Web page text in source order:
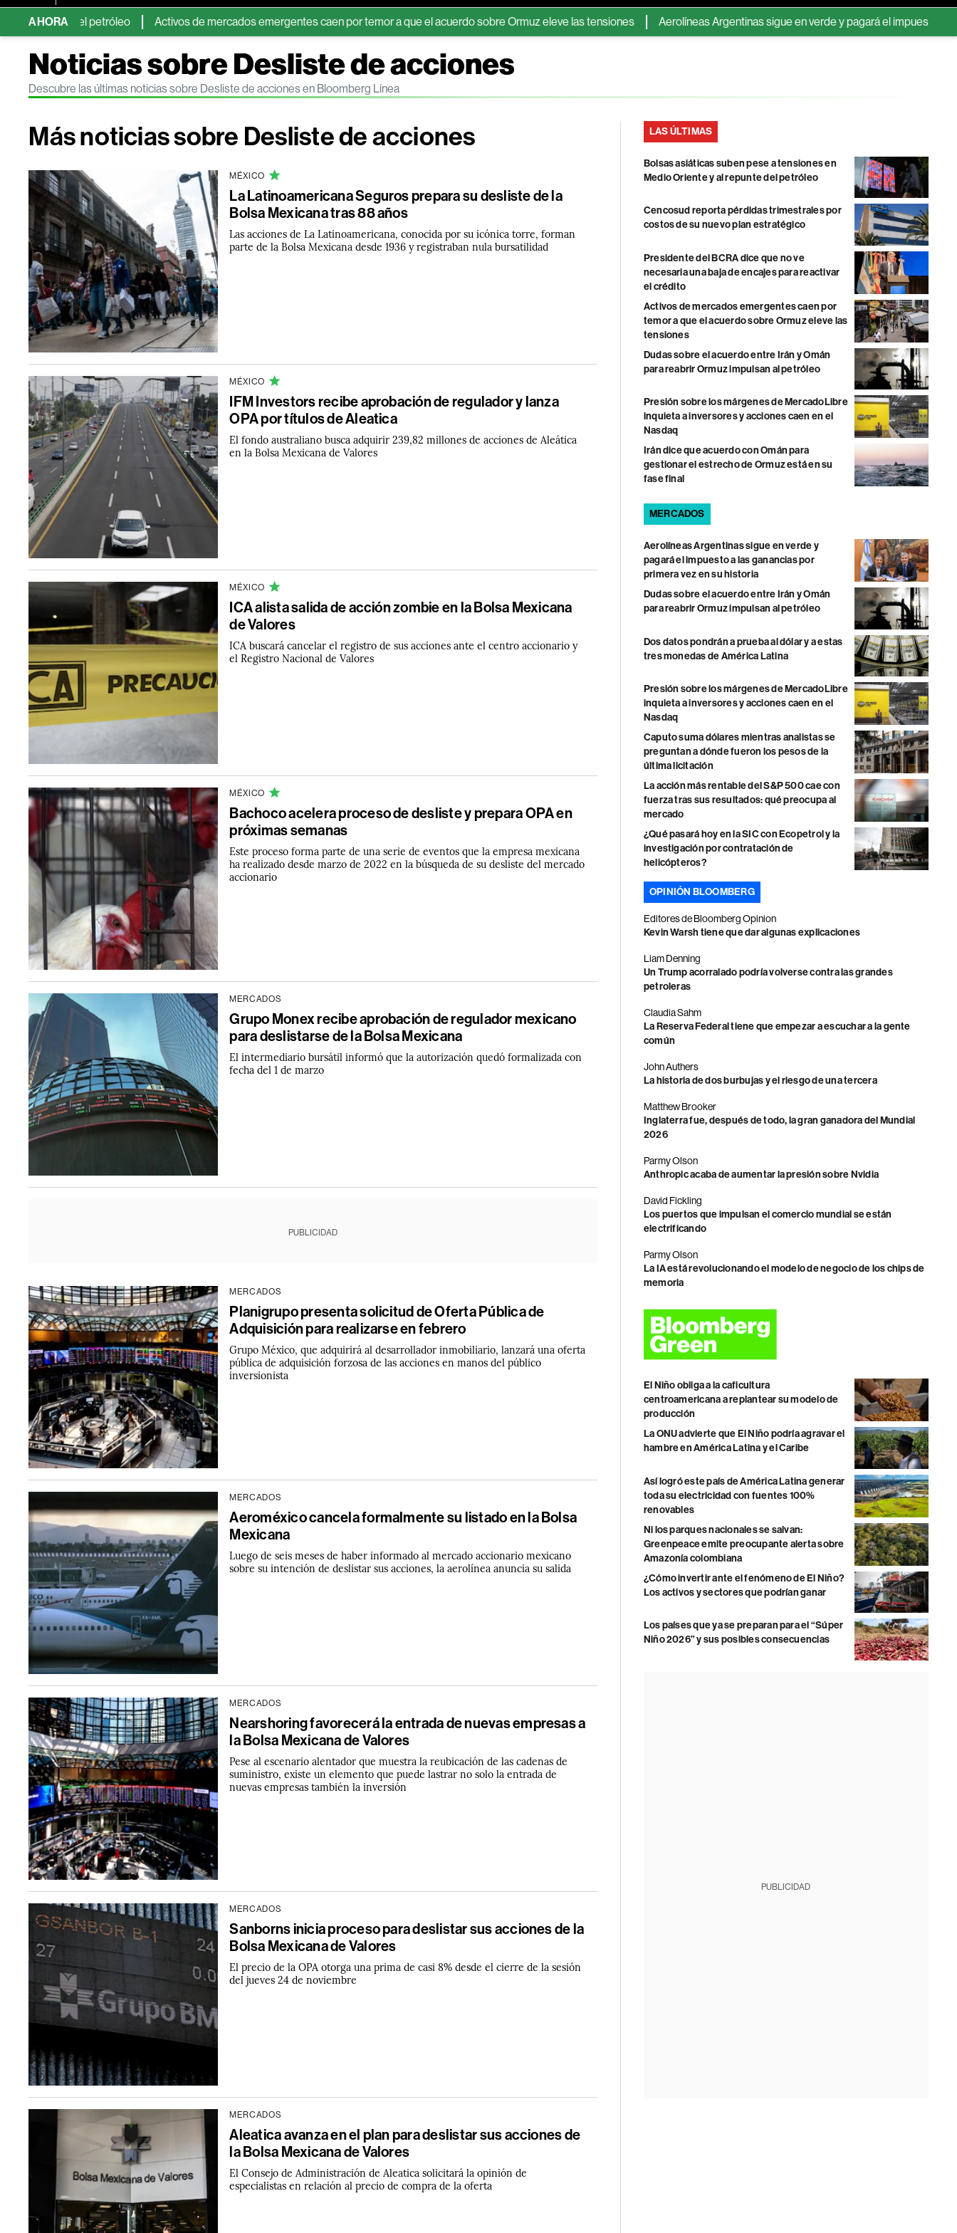
AHORA
del petróleo Activos de mercados emergentes caen por temor a que el acuerdo sobre Ormuz eleve las tensiones Aerolíneas Argentinas sigue en verde y pagará el impuesto a las
Noticias sobre Desliste de acciones
Descubre las últimas noticias sobre Desliste de acciones en Bloomberg Línea
Más noticias sobre Desliste de acciones
MÉXICO
La Latinoamericana Seguros prepara su desliste de la
Bolsa Mexicana tras 88 años
Las acciones de La Latinoamericana, conocida por su icónica torre, forman
parte de la Bolsa Mexicana desde 1936 y registraban nula bursatilidad
MÉXICO
IFM Investors recibe aprobación de regulador y lanza
OPA por títulos de Aleatica
El fondo australiano busca adquirir 239,82 millones de acciones de Aleática
en la Bolsa Mexicana de Valores
MÉXICO
ICA alista salida de acción zombie en la Bolsa Mexicana
de Valores
ICA buscará cancelar el registro de sus acciones ante el centro accionario y
el Registro Nacional de Valores
MÉXICO
Bachoco acelera proceso de desliste y prepara OPA en
próximas semanas
Este proceso forma parte de una serie de eventos que la empresa mexicana
ha realizado desde marzo de 2022 en la búsqueda de su desliste del mercado
accionario
MERCADOS
Grupo Monex recibe aprobación de regulador mexicano
para deslistarse de la Bolsa Mexicana
El intermediario bursátil informó que la autorización quedó formalizada con
fecha del 1 de marzo
PUBLICIDAD
MERCADOS
Planigrupo presenta solicitud de Oferta Pública de
Adquisición para realizarse en febrero
Grupo México, que adquirirá al desarrollador inmobiliario, lanzará una oferta
pública de adquisición forzosa de las acciones en manos del público
inversionista
MERCADOS
Aeroméxico cancela formalmente su listado en la Bolsa
Mexicana
Luego de seis meses de haber informado al mercado accionario mexicano
sobre su intención de deslistar sus acciones, la aerolínea anuncia su salida
MERCADOS
Nearshoring favorecerá la entrada de nuevas empresas a
la Bolsa Mexicana de Valores
Pese al escenario alentador que muestra la reubicación de las cadenas de
suministro, existe un elemento que puede lastrar no solo la entrada de
nuevas empresas también la inversión
MERCADOS
Sanborns inicia proceso para deslistar sus acciones de la
Bolsa Mexicana de Valores
El precio de la OPA otorga una prima de casi 8% desde el cierre de la sesión
del jueves 24 de noviembre
MERCADOS
Aleatica avanza en el plan para deslistar sus acciones de
la Bolsa Mexicana de Valores
El Consejo de Administración de Aleatica solicitará la opinión de
especialistas en relación al precio de compra de la oferta
LAS ÚLTIMAS
Bolsas asiáticas suben pese a tensiones en
Medio Oriente y al repunte del petróleo
Cencosud reporta pérdidas trimestrales por
costos de su nuevo plan estratégico
Presidente del BCRA dice que no ve
necesaria una baja de encajes para reactivar
el crédito
Activos de mercados emergentes caen por
temor a que el acuerdo sobre Ormuz eleve las
tensiones
Dudas sobre el acuerdo entre Irán y Omán
para reabrir Ormuz impulsan al petróleo
Presión sobre los márgenes de MercadoLibre
inquieta a inversores y acciones caen en el
Nasdaq
Irán dice que acuerdo con Omán para
gestionar el estrecho de Ormuz está en su
fase final
MERCADOS
Aerolíneas Argentinas sigue en verde y
pagará el impuesto a las ganancias por
primera vez en su historia
Dudas sobre el acuerdo entre Irán y Omán
para reabrir Ormuz impulsan al petróleo
Dos datos pondrán a prueba al dólar y a estas
tres monedas de América Latina
Presión sobre los márgenes de MercadoLibre
inquieta a inversores y acciones caen en el
Nasdaq
Caputo suma dólares mientras analistas se
preguntan a dónde fueron los pesos de la
última licitación
La acción más rentable del S&P 500 cae con
fuerza tras sus resultados: qué preocupa al
mercado
¿Qué pasará hoy en la SIC con Ecopetrol y la
investigación por contratación de
helicópteros?
OPINIÓN BLOOMBERG
Editores de Bloomberg Opinion
Kevin Warsh tiene que dar algunas explicaciones
Liam Denning
Un Trump acorralado podría volverse contra las grandes
petroleras
Claudia Sahm
La Reserva Federal tiene que empezar a escuchar a la gente
común
John Authers
La historia de dos burbujas y el riesgo de una tercera
Matthew Brooker
Inglaterra fue, después de todo, la gran ganadora del Mundial
2026
Parmy Olson
Anthropic acaba de aumentar la presión sobre Nvidia
David Fickling
Los puertos que impulsan el comercio mundial se están
electrificando
Parmy Olson
La IA está revolucionando el modelo de negocio de los chips de
memoria
El Niño obliga a la caficultura
centroamericana a replantear su modelo de
producción
La ONU advierte que El Niño podría agravar el
hambre en América Latina y el Caribe
Así logró este país de América Latina generar
toda su electricidad con fuentes 100%
renovables
Ni los parques nacionales se salvan:
Greenpeace emite preocupante alerta sobre
Amazonía colombiana
¿Cómo invertir ante el fenómeno de El Niño?
Los activos y sectores que podrían ganar
Los países que ya se preparan para el “Súper
Niño 2026” y sus posibles consecuencias
PUBLICIDAD